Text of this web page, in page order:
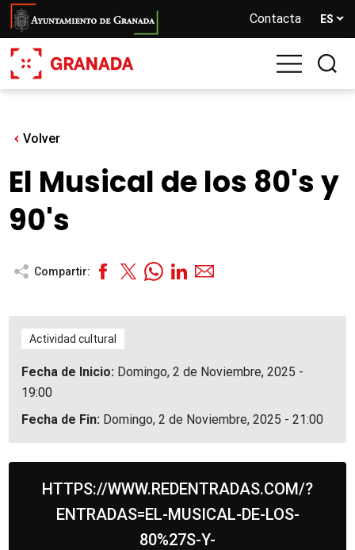
Pasar
contenido
principal
Contacta ES
Volver
El Musical de los 80's y
90's
Compartir:
Actividad cultural
Fecha de Inicio: Domingo, 2 de Noviembre, 2025 -
19:00
Fecha de Fin: Domingo, 2 de Noviembre, 2025 - 21:00
HTTPS://WWW.REDENTRADAS.COM/?
ENTRADAS=EL-MUSICAL-DE-LOS-
80%27S-Y-